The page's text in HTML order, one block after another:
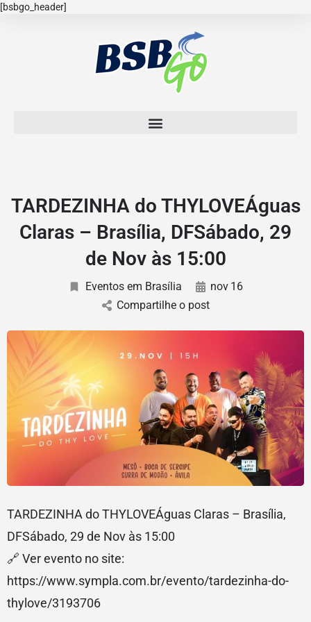
[bsbgo_header]
TARDEZINHA do THYLOVEÁguas
Claras – Brasília, DFSábado, 29
de Nov às 15:00
Eventos em Brasília nov 16
Compartilhe o post
TARDEZINHA do THYLOVEÁguas Claras – Brasília,
DFSábado, 29 de Nov às 15:00
🔗 Ver evento no site:
https://www.sympla.com.br/evento/tardezinha-do-
thylove/3193706